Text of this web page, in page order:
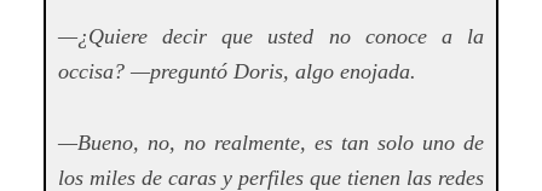
—¿Quiere decir que usted no conoce a la
occisa? —preguntó Doris, algo enojada.
—Bueno, no, no realmente, es tan solo uno de
los miles de caras y perfiles que tienen las redes